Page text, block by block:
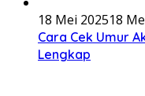
18 Mei 202518
Cara Cek Umur
Lengkap